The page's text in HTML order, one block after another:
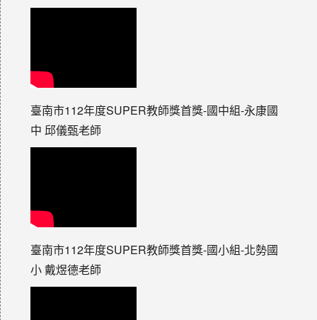
臺南市112年度SUPER教師獎首獎-國中組-永康國
中 邱儀甄老師
臺南市112年度SUPER教師獎首獎-國小組-北勢國
小 戴煜德老師